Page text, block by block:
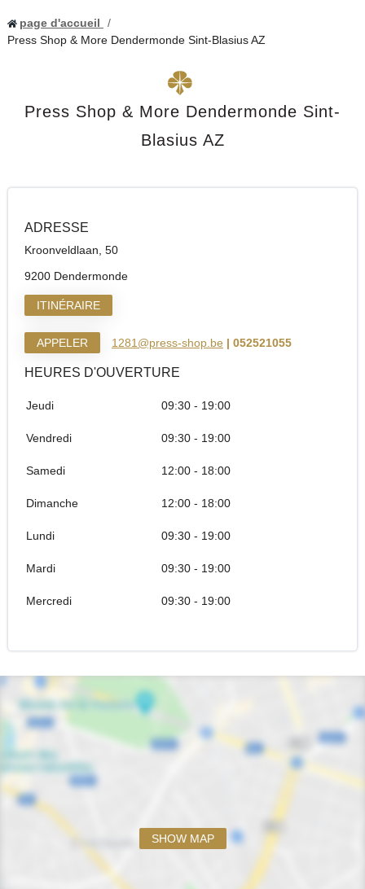
page d'accueil
Press Shop & More Dendermonde Sint-Blasius AZ
Press Shop & More Dendermonde Sint-
Blasius AZ
ADRESSE
Kroonveldlaan, 50
9200 Dendermonde
ITINÉRAIRE
APPELER 1281@press-shop.be | 052521055
HEURES D'OUVERTURE
Jeudi 09:30 - 19:00
Vendredi 09:30 - 19:00
Samedi 12:00 - 18:00
Dimanche 12:00 - 18:00
Lundi 09:30 - 19:00
Mardi 09:30 - 19:00
Mercredi 09:30 - 19:00
SHOW MAP